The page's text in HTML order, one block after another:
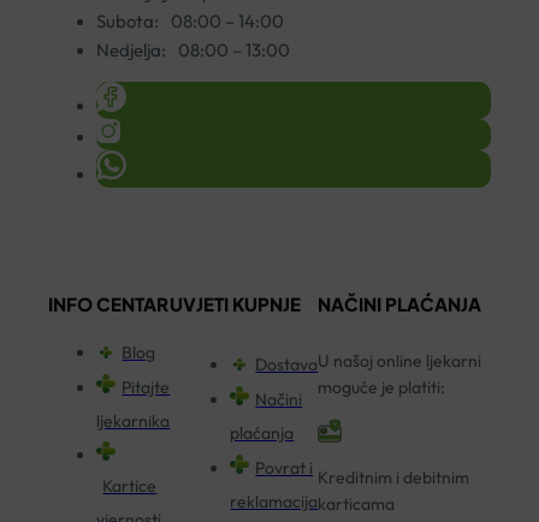
Subota:
08:00 – 14:00
Nedjelja:
08:00 – 13:00
INFO CENTAR
Blog
Pitajte
ljekarnika
Kartice
UVJETI KUPNJE
Dostava
Načini
plaćanja
Povrat i
reklamacija
NAČINI PLAĆANJA
U našoj online ljekarni
moguće je platiti:
Kreditnim i debitnim
karticama